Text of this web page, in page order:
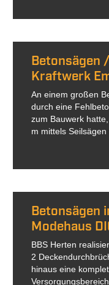
Betonsägen
Kraftwerk
An einem großen
durch eine
zum Bauwerk
m mittels Seilsägen
Betonsägen
Modehaus
BBS Herten
2
hinaus eine
Versorgungsbereich